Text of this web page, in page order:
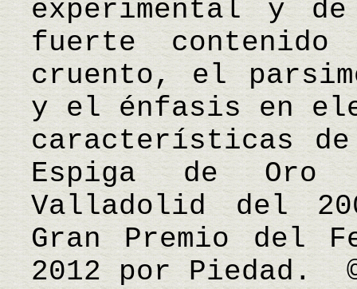
experimental y
fuerte
cruento, el
y el énfasis en
características
Espiga de
Valladolid del
Gran Premio del
2012 por Piedad.